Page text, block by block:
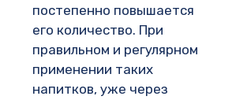
постепенно повышается
его количество. При
правильном и регулярном
применении таких
напитков, уже через